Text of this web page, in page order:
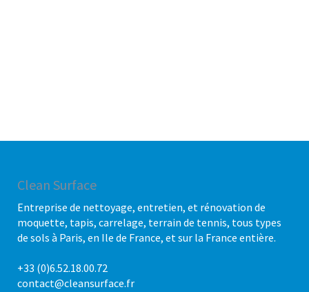
Clean Surface
Entreprise de nettoyage, entretien, et rénovation de
moquette, tapis, carrelage, terrain de tennis, tous types
de sols à Paris, en Ile de France, et sur la France entière.
+33 (0)6.52.18.00.72
contact@cleansurface.fr